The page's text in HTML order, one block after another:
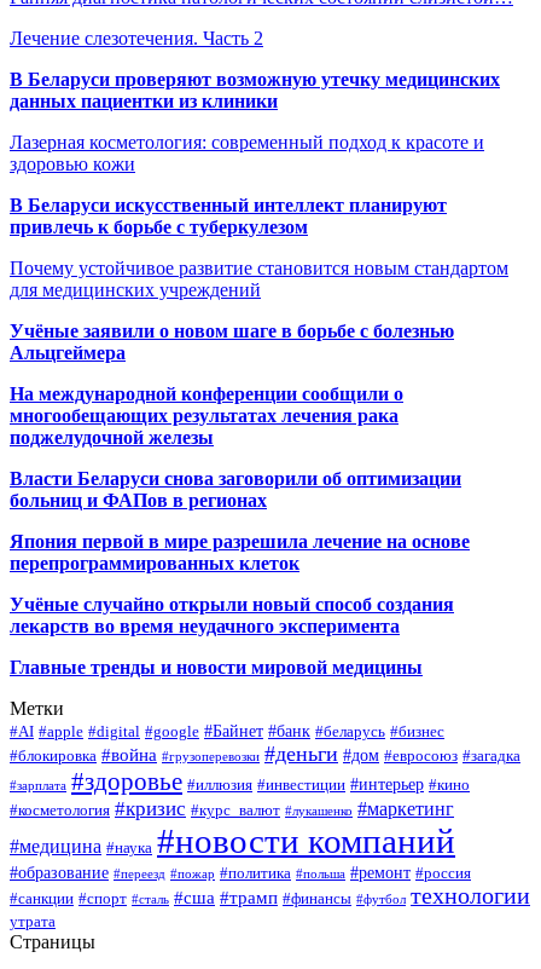
Лечение слезотечения. Часть 2
В Беларуси проверяют возможную утечку медицинских
данных пациентки из клиники
Лазерная косметология: современный подход к красоте и
здоровью кожи
В Беларуси искусственный интеллект планируют
привлечь к борьбе с туберкулезом
Почему устойчивое развитие становится новым стандартом
для медицинских учреждений
Учёные заявили о новом шаге в борьбе с болезнью
Альцгеймера
На международной конференции сообщили о
многообещающих результатах лечения рака
поджелудочной железы
Власти Беларуси снова заговорили об оптимизации
больниц и ФАПов в регионах
Япония первой в мире разрешила лечение на основе
перепрограммированных клеток
Учёные случайно открыли новый способ создания
лекарств во время неудачного эксперимента
Главные тренды и новости мировой медицины
Метки
#AI #apple #digital #google #Байнет #банк #беларусь #бизнес
#блокировка #война #грузоперевозки #деньги #дом #евросоюз #загадка
#зарплата #здоровье #иллюзия #инвестиции #интерьер #кино
#косметология #кризис #курс_валют #лукашенко #маркетинг
#медицина #наука #новости компаний
#образование #переезд #пожар #политика #польша #ремонт #россия
#санкции #спорт #сталь #сша #трамп #финансы #футбол технологии
утрата
Страницы